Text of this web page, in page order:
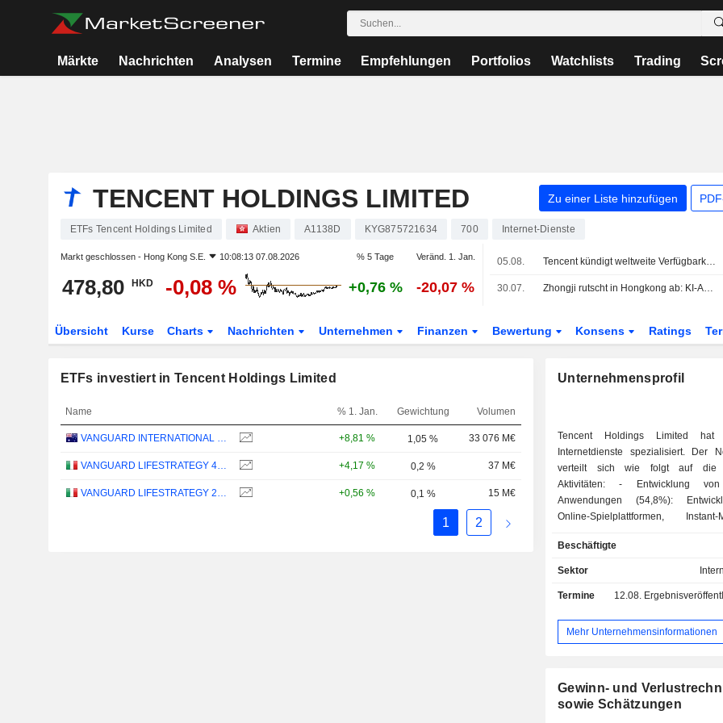
Märkte Nachrichten Analysen Termine Empfehlungen Portfolios Watchlists Trading
TENCENT HOLDINGS LIMITED Zu einer Liste hinzufügen
ETFs Tencent Holdings Limited Aktien A1138D KYG875721634 700 Internet-Dienste
Markt geschlossen - Hong Kong S.E. 10:08:13 07.08.2026 % 5 Tage Veränd. 1. Jan.
478,80 HKD -0,08 % +0,76 % -20,07 %
05.08. Tencent kündigt weltweite Verfügbarkeit des KI-Modells Hy3 und Integration in Produkte sowie Cloud-Services an
30.07. Zhongji rutscht in Hongkong ab: KI-Ausverkauf belastet Börsendebüt über 6,8 Mrd. USD
Übersicht Kurse Charts Nachrichten Unternehmen Finanzen Bewertung Konsens Ratings
ETFs investiert in Tencent Holdings Limited
Name % 1. Jan. Gewichtung Volumen
VANGUARD INTERNATIONAL EQUITY INDEX FUNDS - VANGUARD FTSE ALL-WORLD EX-US ETF +8,81 % 1,05 % 33 076 M€
VANGUARD LIFESTRATEGY 40% EQUITY UCITS ETF - DISTRIBUTING - EUR +4,17 % 0,2 % 37 M€
VANGUARD LIFESTRATEGY 20% EQUITY UCITS ETF - DISTRIBUTING - EUR +0,56 % 0,1 % 15 M€
1 2
Unternehmensprofil
Tencent Holdings Limited
Internetdienste spezialisiert. Der
verteilt sich wie folgt auf die
Aktivitäten: - Entwicklung von mobilen
Anwendungen (54,8%):
Online-Spielplattformen, Instant-
Herunterladen von Fotos,
Zahlungssystemen usw.; - Entwicklung von
dienstleistungen (26,5%); - Online-
(1,6%). Auf China entfallen 93% des
Nettoumsatzes.
Beschäftigte
Sektor
Termine 12.08.
Mehr Unternehmensinformationen
Gewinn- und
sowie Schätzungen